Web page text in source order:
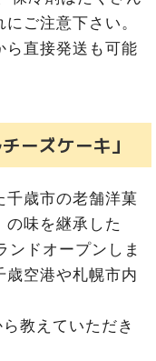
ご注意下さい。
ら直接発送も可能
ーズケーキ」
千歳市の老舗洋菓
の味を継承した
ンドオープンしま
歳空港や札幌市内
教えていただき